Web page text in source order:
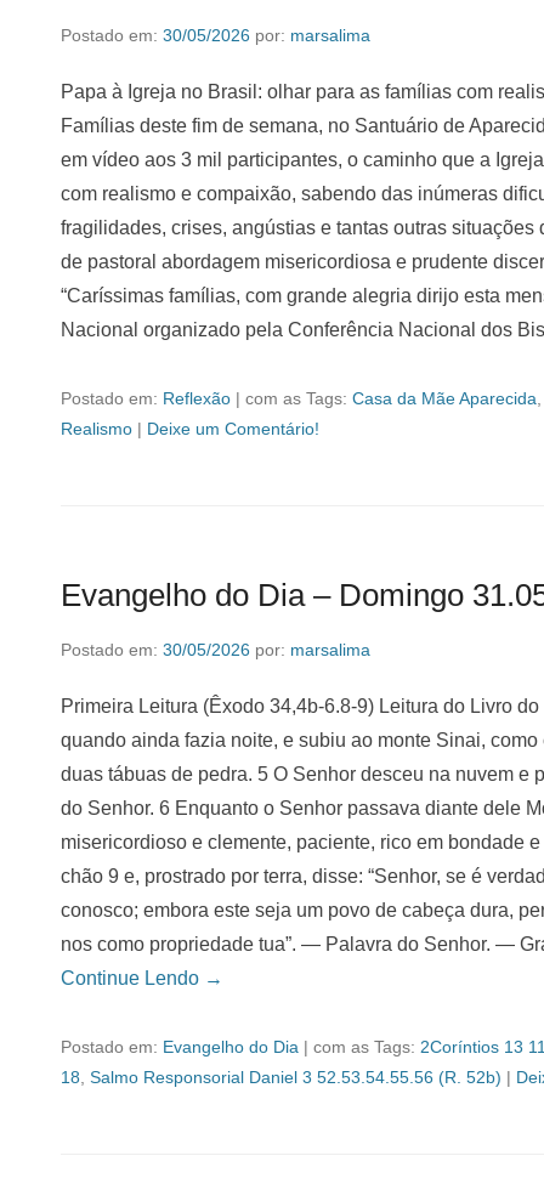
Postado em: 30/05/2026 por: marsalima
Papa à Igreja no Brasil: olhar para as famílias com
Famílias deste fim de semana, no Santuário de
em vídeo aos 3 mil participantes, o caminho que a
com realismo e compaixão, sabendo das inúmeras
fragilidades, crises, angústias e tantas outras
de pastoral abordagem misericordiosa e prudente
“Caríssimas famílias, com grande alegria dirijo esta
Nacional organizado pela Conferência Nacional dos
Postado em: Reflexão | com as Tags: Casa da Mãe Aparecida
Realismo | Deixe um Comentário!
Evangelho do Dia – Domingo
Postado em: 30/05/2026 por: marsalima
Primeira Leitura (Êxodo 34,4b-6.8-9) Leitura do Livro
quando ainda fazia noite, e subiu ao monte Sinai,
duas tábuas de pedra. 5 O Senhor desceu na nuvem e
do Senhor. 6 Enquanto o Senhor passava diante dele
misericordioso e clemente, paciente, rico em bondade
chão 9 e, prostrado por terra, disse: “Senhor, se é
conosco; embora este seja um povo de cabeça dura,
nos como propriedade tua”. — Palavra do Senhor. —
Continue Lendo →
Postado em: Evangelho do Dia | com as Tags: 2Coríntios 13
18 Salmo Responsorial Daniel 3 52.53.54.55.56 (R. 52b) |